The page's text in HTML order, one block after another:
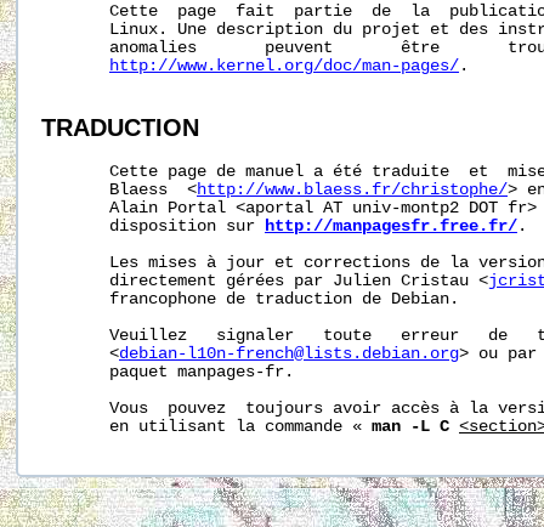
Cette  page  fait  partie  de  la
Linux. Une description du projet et des
anomalies       peuvent       être
http://www.kernel.org/doc/man-pages/ .
TRADUCTION
Cette page de manuel a été traduite  et
       Blaess  <
http://www.blaess.fr/christophe/>
Alain Portal <aportal AT univ-montp2 DOT
       disposition sur
http://manpagesfr.free.fr/ .
Les mises à jour et corrections de la
       directement gérées par Julien Cristau <
       francophone de traduction de Debian.
Veuillez   signaler   toute   erreur   de
       <
debian-l10n-french@lists.debian.org> ou par
       paquet manpages-fr.
Vous  pouvez  toujours avoir accès à la
       en utilisant la commande «
man -L C